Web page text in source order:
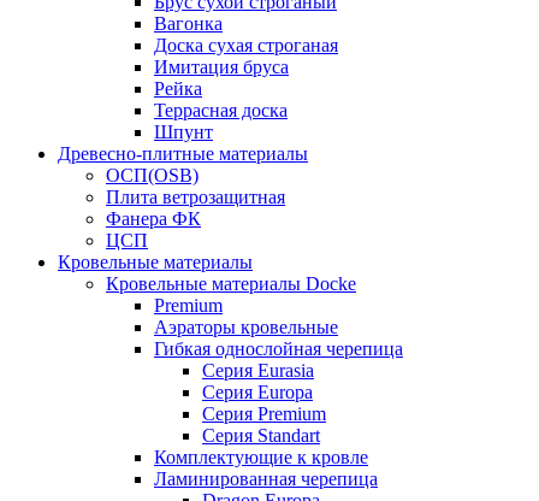
Вагонка
Доска сухая строганая
Имитация бруса
Рейка
Террасная доска
Шпунт
Древесно-плитные материалы
ОСП(OSB)
Плита ветрозащитная
Фанера ФК
ЦСП
Кровельные материалы
Кровельные материалы Docke
Premium
Аэраторы кровельные
Гибкая однослойная черепица
Серия Eurasia
Серия Europa
Серия Premium
Серия Standart
Комплектующие к кровле
Ламинированная черепица